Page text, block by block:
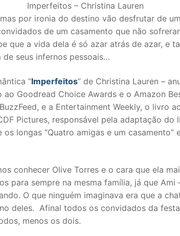
Imperfeitos – Christina Lauren
por ironia do destino vão desfrutar de
de um casamento que não
que a vida dela é só azar atrás de azar, e
de seus infernos pessoais…
“Imperfeitos” de Christina Lauren –
ao Goodread Choice Awards e o Amazon
e a Entertainment Weekly, o livro
Pictures, responsável pela adaptação do
os longas “Quatro amigas e um casamento”
conhecer Olive Torres e o cara que ela
para sempre na mesma família, já que Ami
O que ninguém imaginava era que a
deles. Afinal todos os convidados da
menos os dois.